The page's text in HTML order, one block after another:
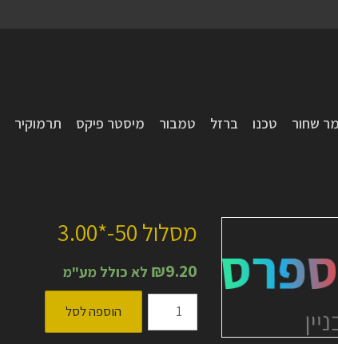
שחור טכנו ברזל טמבור מיסטר פיקס תרמוקיר
מסלול 50-*3.00
₪9.20 לא כולל מע"מ
כמות
הוספה לסל